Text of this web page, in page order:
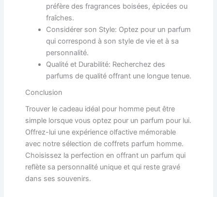
préfère des fragrances boisées, épicées ou
fraîches.
Considérer son Style: Optez pour un parfum
qui correspond à son style de vie et à sa
personnalité.
Qualité et Durabilité: Recherchez des
parfums de qualité offrant une longue tenue.
Conclusion
Trouver le cadeau idéal pour homme peut être
simple lorsque vous optez pour un parfum pour lui.
Offrez-lui une expérience olfactive mémorable
avec notre sélection de coffrets parfum homme.
Choisissez la perfection en offrant un parfum qui
reflète sa personnalité unique et qui reste gravé
dans ses souvenirs.